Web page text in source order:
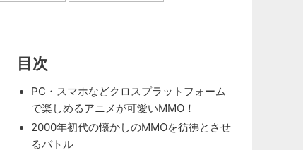
目次
PC・スマホなどクロスプラットフォーム
で楽しめるアニメが可愛いMMO！
2000年初代の懐かしのMMOを彷彿とさせ
るバトル